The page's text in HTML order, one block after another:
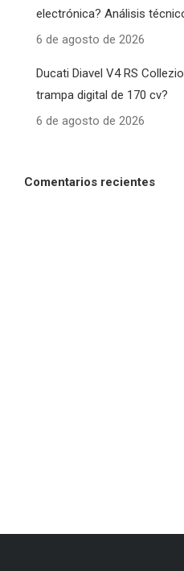
electrónica? Análisis
6 de agosto de 2026
Ducati Diavel V4 RS
trampa digital de 170 cv?
6 de agosto de 2026
Comentarios recientes